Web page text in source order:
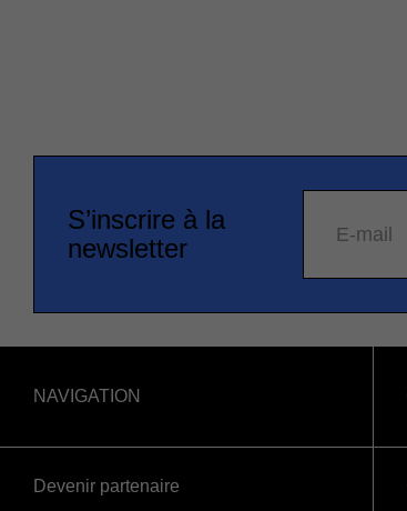
S’inscrire à la
newsletter
E-mail
NAVIGATION
Devenir partenaire